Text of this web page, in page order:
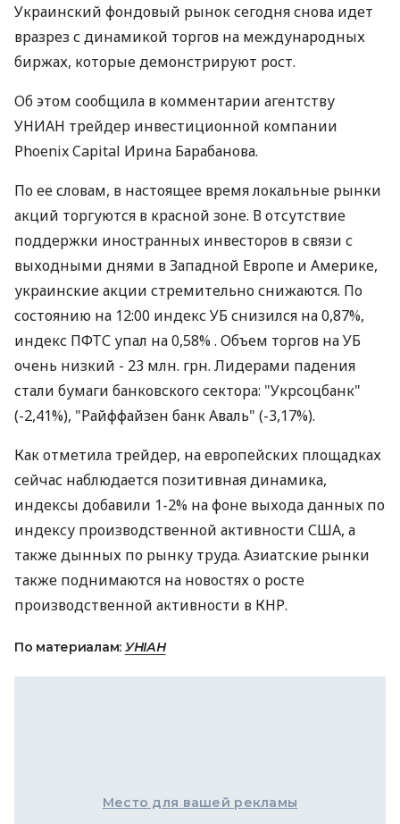
Украинский фондовый рынок сегодня снова идет
вразрез с динамикой торгов на международных
биржах, которые демонстрируют рост.
Об этом сообщила в комментарии агентству
УНИАН трейдер инвестиционной компании
Phoenix Capital Ирина Барабанова.
По ее словам, в настоящее время локальные рынки
акций торгуются в красной зоне. В отсутствие
поддержки иностранных инвесторов в связи с
выходными днями в Западной Европе и Америке,
украинские акции стремительно снижаются. По
состоянию на 12:00 индекс УБ снизился на 0,87%,
индекс ПФТС упал на 0,58% . Объем торгов на УБ
очень низкий - 23 млн. грн. Лидерами падения
стали бумаги банковского сектора: "Укрсоцбанк"
(-2,41%), "Райффайзен банк Аваль" (-3,17%).
Как отметила трейдер, на европейских площадках
сейчас наблюдается позитивная динамика,
индексы добавили 1-2% на фоне выхода данных по
индексу производственной активности США, а
также дынных по рынку труда. Азиатские рынки
также поднимаются на новостях о росте
производственной активности в КНР.
По материалам: УНІАН
Место для вашей рекламы